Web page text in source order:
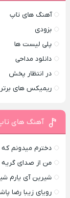
آهنگ های تاپ
بزودی
پلی لیست ها
دانلود مداحی
در انتظار پخش
ریمیکس های برتر
آهنگ های
دخترم میدونم که
من از صدای گريه
شیرین آی یارم
رویای زیبا رضا